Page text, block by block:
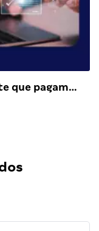
que pagam…